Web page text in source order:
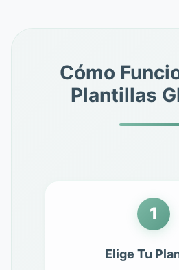
Cómo
Plantillas
1
Elige Tu